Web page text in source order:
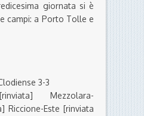
giornata si è
campi: a Porto Tolle e
3-3
Mezzolara-
Riccione-Este [rinviata